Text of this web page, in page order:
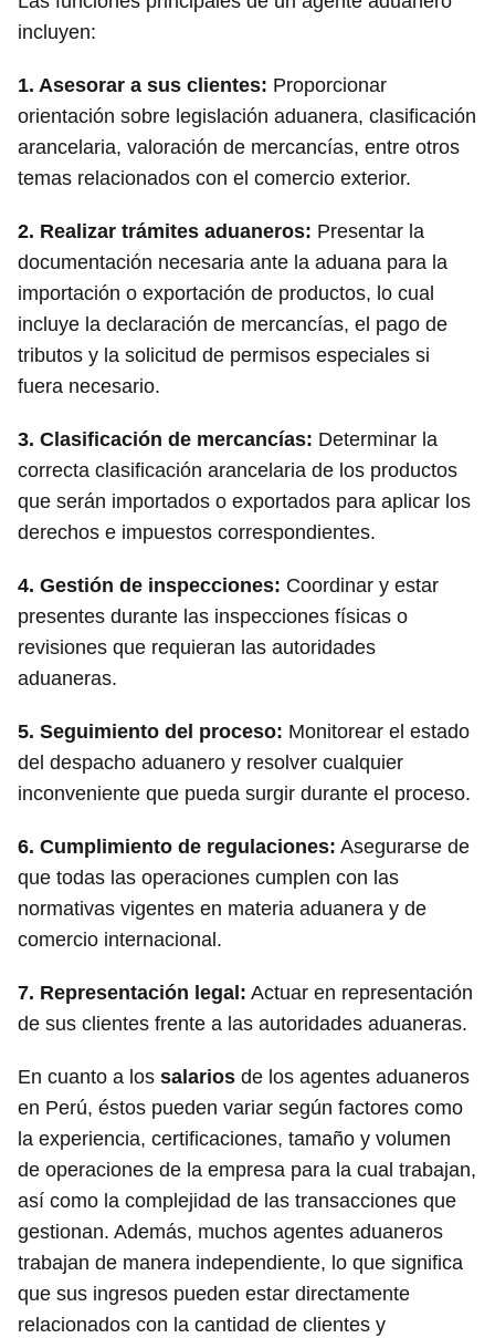
incluyen:
1. Asesorar a sus clientes: Proporcionar
orientación sobre legislación aduanera, clasificación
arancelaria, valoración de mercancías, entre otros
temas relacionados con el comercio exterior.
2. Realizar trámites aduaneros: Presentar la
documentación necesaria ante la aduana para la
importación o exportación de productos, lo cual
incluye la declaración de mercancías, el pago de
tributos y la solicitud de permisos especiales si
fuera necesario.
3. Clasificación de mercancías: Determinar la
correcta clasificación arancelaria de los productos
que serán importados o exportados para aplicar los
derechos e impuestos correspondientes.
4. Gestión de inspecciones: Coordinar y estar
presentes durante las inspecciones físicas o
revisiones que requieran las autoridades
aduaneras.
5. Seguimiento del proceso: Monitorear el estado
del despacho aduanero y resolver cualquier
inconveniente que pueda surgir durante el proceso.
6. Cumplimiento de regulaciones: Asegurarse de
que todas las operaciones cumplen con las
normativas vigentes en materia aduanera y de
comercio internacional.
7. Representación legal: Actuar en representación
de sus clientes frente a las autoridades aduaneras.
En cuanto a los salarios de los agentes aduaneros
en Perú, éstos pueden variar según factores como
la experiencia, certificaciones, tamaño y volumen
de operaciones de la empresa para la cual trabajan,
así como la complejidad de las transacciones que
gestionan. Además, muchos agentes aduaneros
trabajan de manera independiente, lo que significa
que sus ingresos pueden estar directamente
relacionados con la cantidad de clientes y